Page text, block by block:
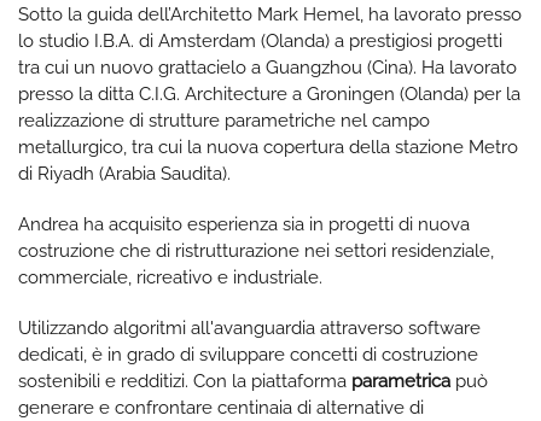
Sotto la guida dell’Architetto Mark Hemel, ha lavorato presso
lo studio I.B.A. di Amsterdam (Olanda) a prestigiosi progetti
tra cui un nuovo grattacielo a Guangzhou (Cina). Ha lavorato
presso la ditta C.I.G. Architecture a Groningen (Olanda) per la
realizzazione di strutture parametriche nel campo
metallurgico, tra cui la nuova copertura della stazione Metro
di Riyadh (Arabia Saudita).
Andrea ha acquisito esperienza sia in progetti di nuova
costruzione che di ristrutturazione nei settori residenziale,
commerciale, ricreativo e industriale.
Utilizzando algoritmi all'avanguardia attraverso software
dedicati, è in grado di sviluppare concetti di costruzione
sostenibili e redditizi. Con la piattaforma parametrica può
generare e confrontare centinaia di alternative di